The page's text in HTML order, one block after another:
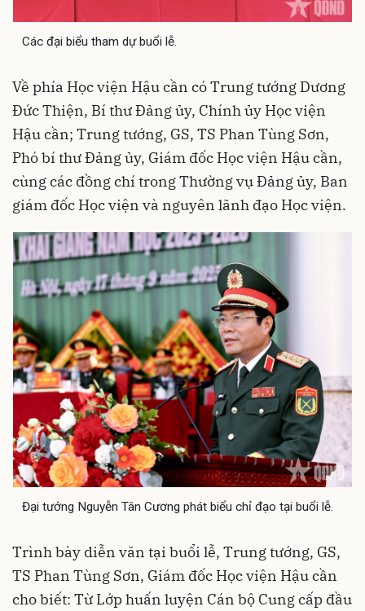
Các đại biểu tham dự buổi lễ.
Về phía Học viện Hậu cần có Trung tướng Dương
Đức Thiện, Bí thư Đảng ủy, Chính ủy Học viện
Hậu cần; Trung tướng, GS, TS Phan Tùng Sơn,
Phó bí thư Đảng ủy, Giám đốc Học viện Hậu cần,
cùng các đồng chí trong Thường vụ Đảng ủy, Ban
giám đốc Học viện và nguyên lãnh đạo Học viện.
Đại tướng Nguyễn Tân Cương phát biểu chỉ đạo tại buổi lễ.
Trình bày diễn văn tại buổi lễ, Trung tướng, GS,
TS Phan Tùng Sơn, Giám đốc Học viện Hậu cần
cho biết: Từ Lớp huấn luyện Cán bộ Cung cấp đầu